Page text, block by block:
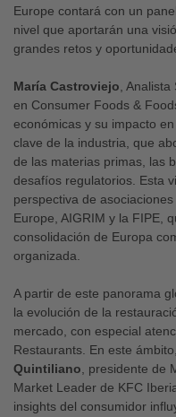
Europe contará con un
nivel que aportarán una
grandes retos y
María Castroviejo ,
en Consumer Foods &
económicas y su impacto
clave de la industria, que
de las materias primas, las
desafíos regulatorios. Esta
perspectiva de
Europe, AIGRIM y la FIPE,
consolidación de Europa
organizada.
A partir de este panorama
la evolución de la
mercado, con especial
Restaurants. En este
Quintiliano , presidente de
Market Leader de KFC
insights del consumidor